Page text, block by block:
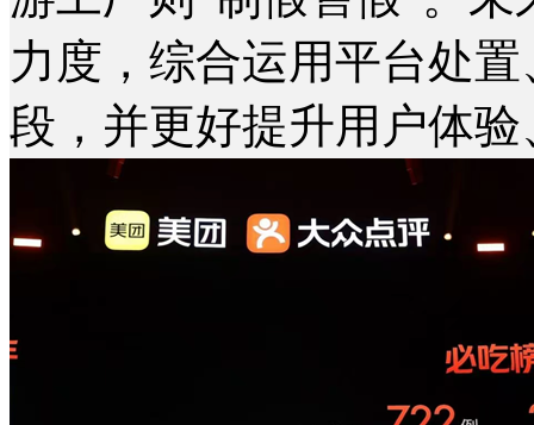
力度，综合运用平台处
段，并更好提升用户